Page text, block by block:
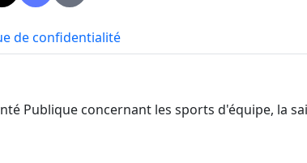
de confidentialité
Publique concernant les sports d'équipe, la